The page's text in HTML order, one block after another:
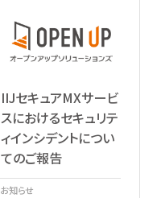
IIJセキュアMXサービ
スにおけるセキュリテ
ィインシデントについ
てのご報告
お知らせ